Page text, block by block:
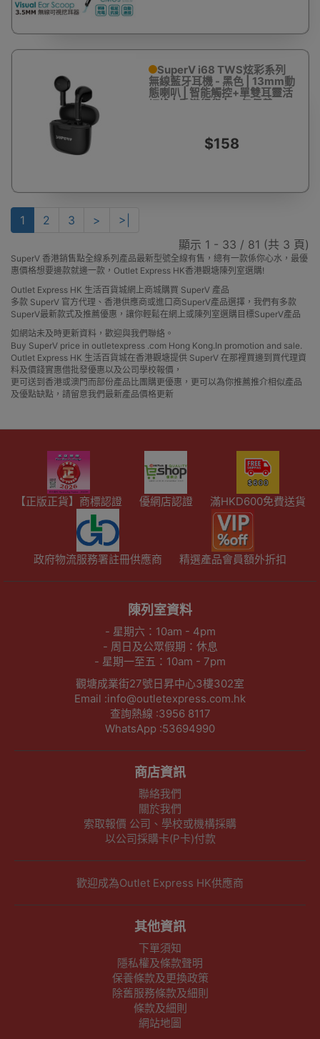
SuperV i68 TWS炫彩系列
無線藍牙耳機 - 黑色 | 13mm動
態喇叭 | 智能觸控+單雙耳靈活
切換 | 香港行貨 | 一年保養
$158
1 2 3 >
>|
顯示 1 - 33 / 81 (共 3 頁)
SuperV 香港銷售點全線系列產品最新型號全線有售，總有一款係你心水，最優
惠價格想要邊款就邊一款，Outlet Express HK香港觀塘陳列室選購!
Outlet Express HK 生活百貨城網上商城購買 SuperV 產品
多款 SuperV 官方代理、香港供應商或進口商SuperV產品選擇，我們有多款
SuperV最新款式及推薦優惠，讓你輕鬆在網上或陳列室選購目標SuperV產品
如網站未及時更新資料，歡迎與我們聯絡。
Buy SuperV price in outletexpress .com Hong Kong.In promotion and sale.
Outlet Express HK 生活百貨城在香港觀塘提供 SuperV 在那裡買邊到買代理資
料及價錢實惠借批發優惠以及公司學校報價，
更可送到香港或澳門而部份產品比團購更優惠，更可以為你推薦推介相似產品
及優點缺點，請留意我們最新產品價格更新
【正版正貨】商標認證 優網店認證 滿HKD600免費送貨
政府物流服務署註冊供應商 精選產品會員額外折扣
陳列室資料
- 星期六：10am - 4pm
- 周日及公眾假期：休息
- 星期一至五：10am - 7pm
觀塘成業街27號日昇中心3樓302室
Email :info@outletexpress.com.hk
查詢熱線 :3956 8117
WhatsApp :53694990
商店資訊
聯絡我們
關於我們
索取報價 公司、學校或機構採購
以公司採購卡(P卡)付款
歡迎成為Outlet Express HK供應商
其他資訊
下單須知
隱私權及條款聲明
保養條款及更換政策
除舊服務條款及細則
條款及細則
網站地圖